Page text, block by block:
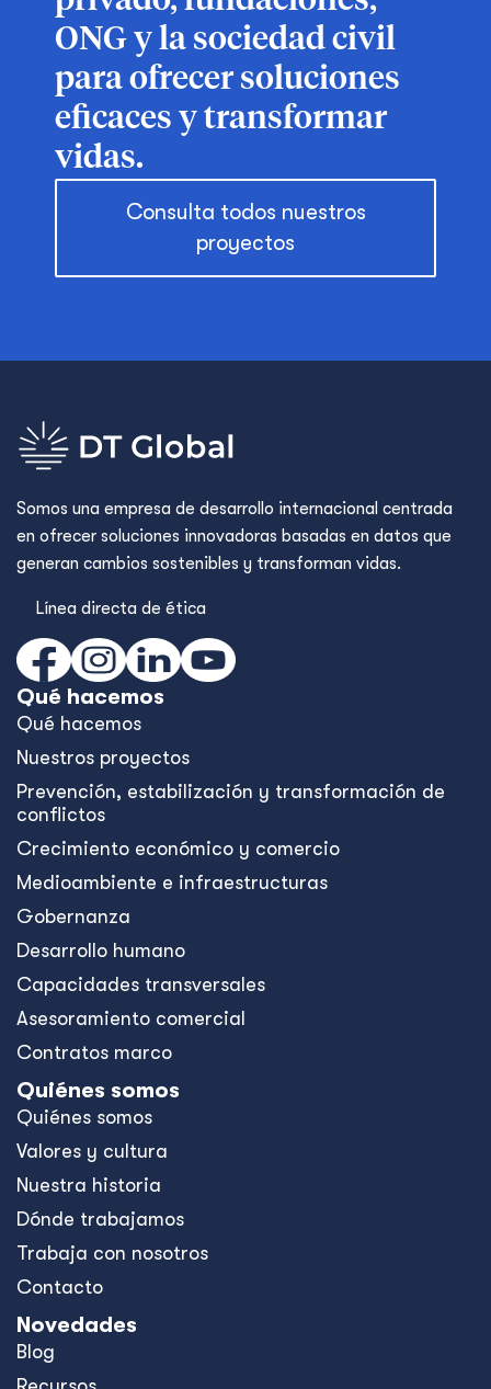
ONG y la sociedad civil
para ofrecer soluciones
eficaces y transformar
vidas.
Consulta todos nuestros
proyectos
Somos una empresa de desarrollo internacional centrada
en ofrecer soluciones innovadoras basadas en datos que
generan cambios sostenibles y transforman vidas.
Línea directa de ética
Qué hacemos
Qué hacemos
Nuestros proyectos
Prevención, estabilización y transformación de
conflictos
Crecimiento económico y comercio
Medioambiente e infraestructuras
Gobernanza
Desarrollo humano
Capacidades transversales
Asesoramiento comercial
Contratos marco
Quiénes somos
Quiénes somos
Valores y cultura
Nuestra historia
Dónde trabajamos
Trabaja con nosotros
Contacto
Novedades
Blog